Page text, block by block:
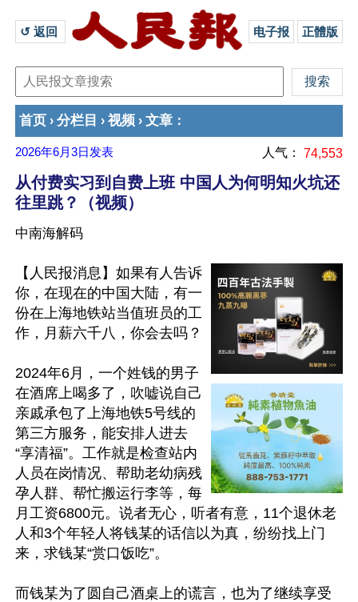
↺ 返回 电子报 正體版
首页 › 分栏目 › 视频 › 文章 ：
2026年6月3日 发表 人气： 74,553
从付费实习到自费上班 中国人为何明知火坑还
往里跳？（视频）
中南海解码
【人民报消息】如果有人告诉
你，在现在的中国大陆，有一
份在上海地铁站当值班员的工
作，月薪六千八，你会去吗？
2024年6月，一个姓钱的男子
在酒席上喝多了，吹嘘说自己
亲戚承包了上海地铁5号线的
第三方服务，能安排人进去
“享清福”。工作就是检查站内
人员在岗情况、帮助老幼病残
孕人群、帮忙搬运行李等，每
月工资6800元。说者无心，听者有意，11个退休老
人和3个年轻人将钱某的话信以为真，纷纷找上门
来，求钱某“赏口饭吃”。
而钱某为了圆自己酒桌上的谎言，也为了继续享受